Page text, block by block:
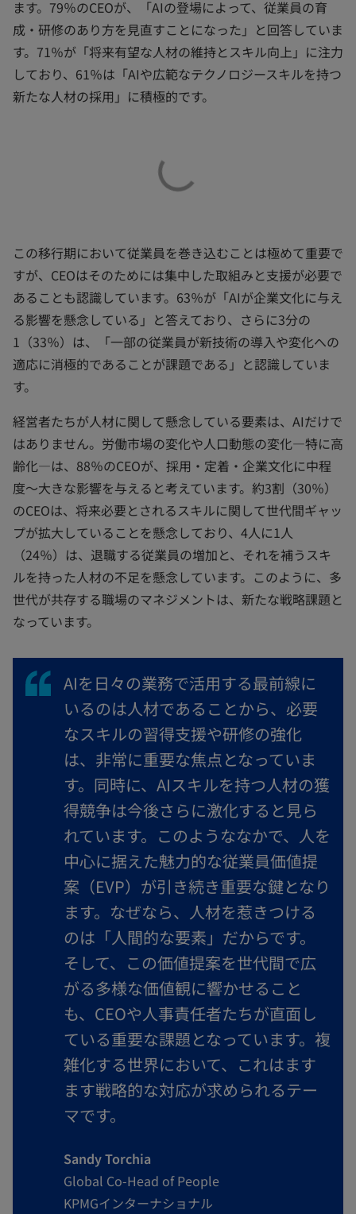
ます。79％のCEOが、「AIの登場によって、従業員の育
成・研修のあり方を見直すことになった」と回答していま
す。71％が「将来有望な人材の維持とスキル向上」に注力
しており、61％は「AIや広範なテクノロジースキルを持つ
新たな人材の採用」に積極的です。
この移行期において従業員を巻き込むことは極めて重要で
すが、CEOはそのためには集中した取組みと支援が必要で
あることも認識しています。63％が「AIが企業文化に与え
る影響を懸念している」と答えており、さらに3分の
1（33％）は、「一部の従業員が新技術の導入や変化への
適応に消極的であることが課題である」と認識していま
す。
経営者たちが人材に関して懸念している要素は、AIだけで
はありません。労働市場の変化や人口動態の変化―特に高
齢化―は、88％のCEOが、採用・定着・企業文化に中程
度～大きな影響を与えると考えています。約3割（30％）
のCEOは、将来必要とされるスキルに関して世代間ギャッ
プが拡大していることを懸念しており、4人に1人
（24％）は、退職する従業員の増加と、それを補うスキ
ルを持った人材の不足を懸念しています。このように、多
世代が共存する職場のマネジメントは、新たな戦略課題と
なっています。
AIを日々の業務で活用する最前線に
いるのは人材であることから、必要
なスキルの習得支援や研修の強化
は、非常に重要な焦点となっていま
す。同時に、AIスキルを持つ人材の獲
得競争は今後さらに激化すると見ら
れています。このようななかで、人を
中心に据えた魅力的な従業員価値提
案（EVP）が引き続き重要な鍵となり
ます。なぜなら、人材を惹きつける
のは「人間的な要素」だからです。
そして、この価値提案を世代間で広
がる多様な価値観に響かせること
も、CEOや人事責任者たちが直面し
ている重要な課題となっています。複
雑化する世界において、これはます
ます戦略的な対応が求められるテー
マです。
Sandy Torchia
Global Co-Head of People
KPMGインターナショナル